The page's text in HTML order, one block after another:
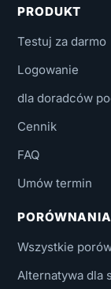
PRODUKT
Testuj za darmo
Logowanie
dla doradców
Cennik
FAQ
Umów termin
PORÓWNANIA
Wszystkie
Alternatywa dla